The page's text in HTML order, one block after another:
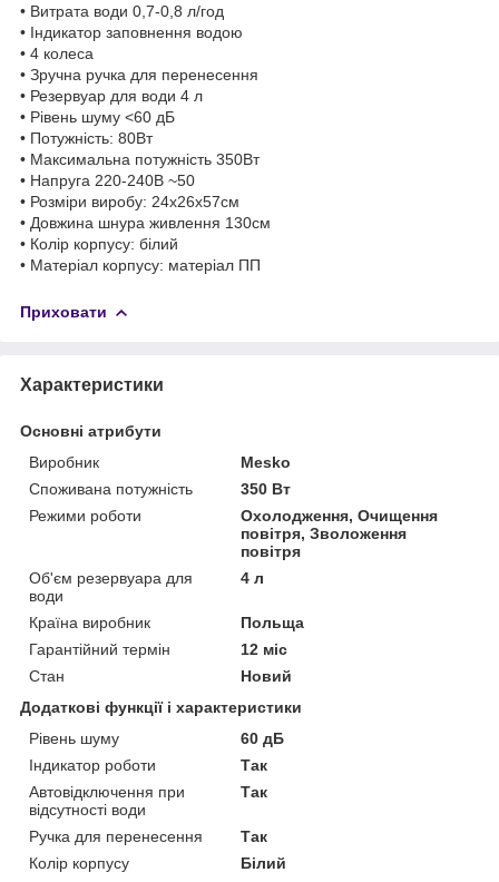
• Витрата води 0,7-0,8 л/год
• Індикатор заповнення водою
• 4 колеса
• Зручна ручка для перенесення
• Резервуар для води 4 л
• Рівень шуму <60 дБ
• Потужність: 80Вт
• Максимальна потужність 350Вт
• Напруга 220-240В ~50
• Розміри виробу: 24х26х57см
• Довжина шнура живлення 130см
• Колір корпусу: білий
• Матеріал корпусу: матеріал ПП
Приховати
Характеристики
Основні атрибути
Виробник
Mesko
Споживана потужність
350 Вт
Режими роботи
Охолодження, Очищення
повітря, Зволоження
повітря
Об'єм резервуара для
води
4 л
Країна виробник
Польща
Гарантійний термін
12 міс
Стан
Новий
Додаткові функції і характеристики
Рівень шуму
60 дБ
Індикатор роботи
Так
Автовідключення при
відсутності води
Так
Ручка для перенесення
Так
Колір корпусу
Білий